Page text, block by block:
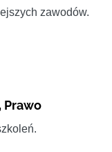
zawodów.
, Prawo